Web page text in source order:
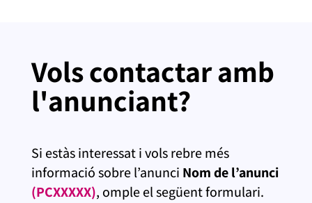
Vols contactar amb
l'anunciant?
Si estàs interessat i vols rebre més
informació sobre l’anunci Nom de l’anunci
(PCXXXXX), omple el següent formulari.